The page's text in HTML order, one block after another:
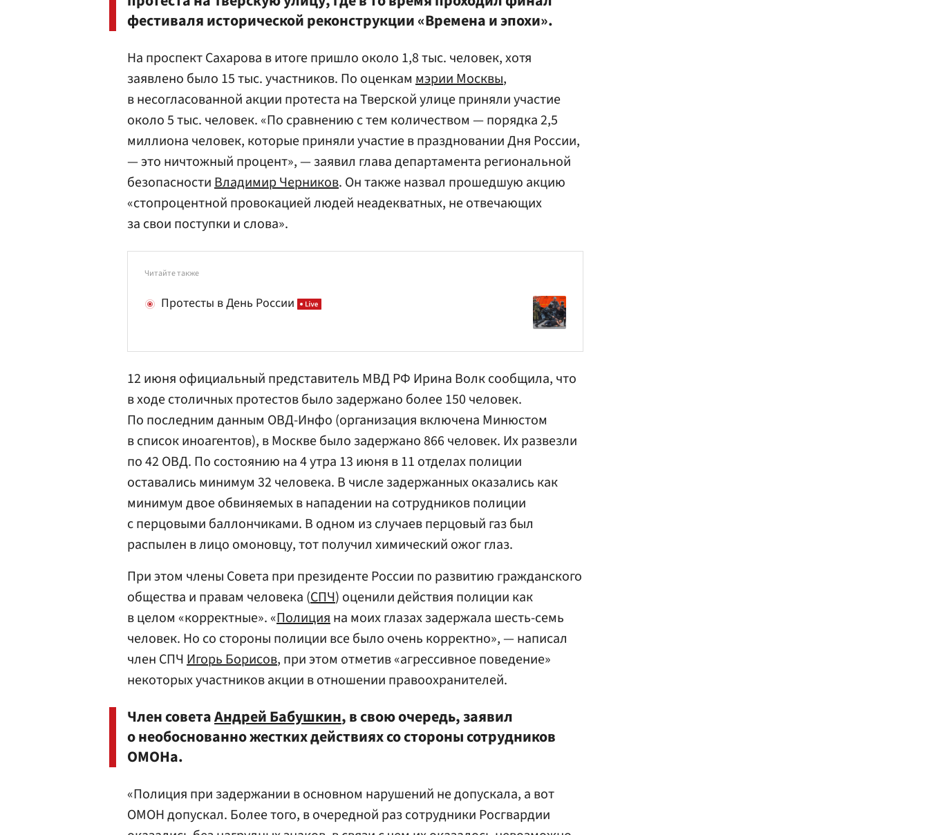
фестиваля исторической реконструкции «Времена и эпохи».
На проспект Сахарова в итоге пришло около 1,8 тыс. человек, хотя
заявлено было 15 тыс. участников. По оценкам мэрии Москвы,
в несогласованной акции протеста на Тверской улице приняли участие
около 5 тыс. человек. «По сравнению с тем количеством — порядка 2,5
миллиона человек, которые приняли участие в праздновании Дня России,
— это ничтожный процент», — заявил глава департамента региональной
безопасностиВладимир Черников. Он также назвал прошедшую акцию
«стопроцентной провокацией людей неадекватных, не отвечающих
за свои поступки и слова».
Читайте также
Протесты в День России
12 июня официальный представитель МВД РФ Ирина Волксообщила, что
в ходе столичных протестов было задержано более 150 человек.
По последним данным ОВД-Инфо (организация включена Минюстом
в список иноагентов), в Москве было задержано 866 человек. Их развезли
по 42 ОВД. По состоянию на 4 утра 13 июня в 11 отделах полиции
оставались минимум 32 человека. В числе задержанных оказались как
минимум двое обвиняемых в нападении на сотрудников полиции
с перцовыми баллончиками. В одном из случаев перцовый газ был
распылен в лицо омоновцу, тот получил химический ожог глаз.
При этом члены Совета при президенте России по развитию гражданского
общества и правам человека (СПЧ) оценили действия полиции как
в целом «корректные». «Полицияна моих глазах задержала шесть-семь
человек. Но со стороны полиции все было очень корректно», — написал
член СПЧИгорь Борисов, при этом отметив «агрессивное поведение»
некоторых участников акции в отношении правоохранителей.
Член советаАндрей Бабушкин, в свою очередь, заявил
о необоснованно жестких действиях со стороны сотрудников
ОМОНа.
«Полиция при задержании в основном нарушений не допускала, а вот
ОМОН допускал. Более того, в очередной раз сотрудники Росгвардии